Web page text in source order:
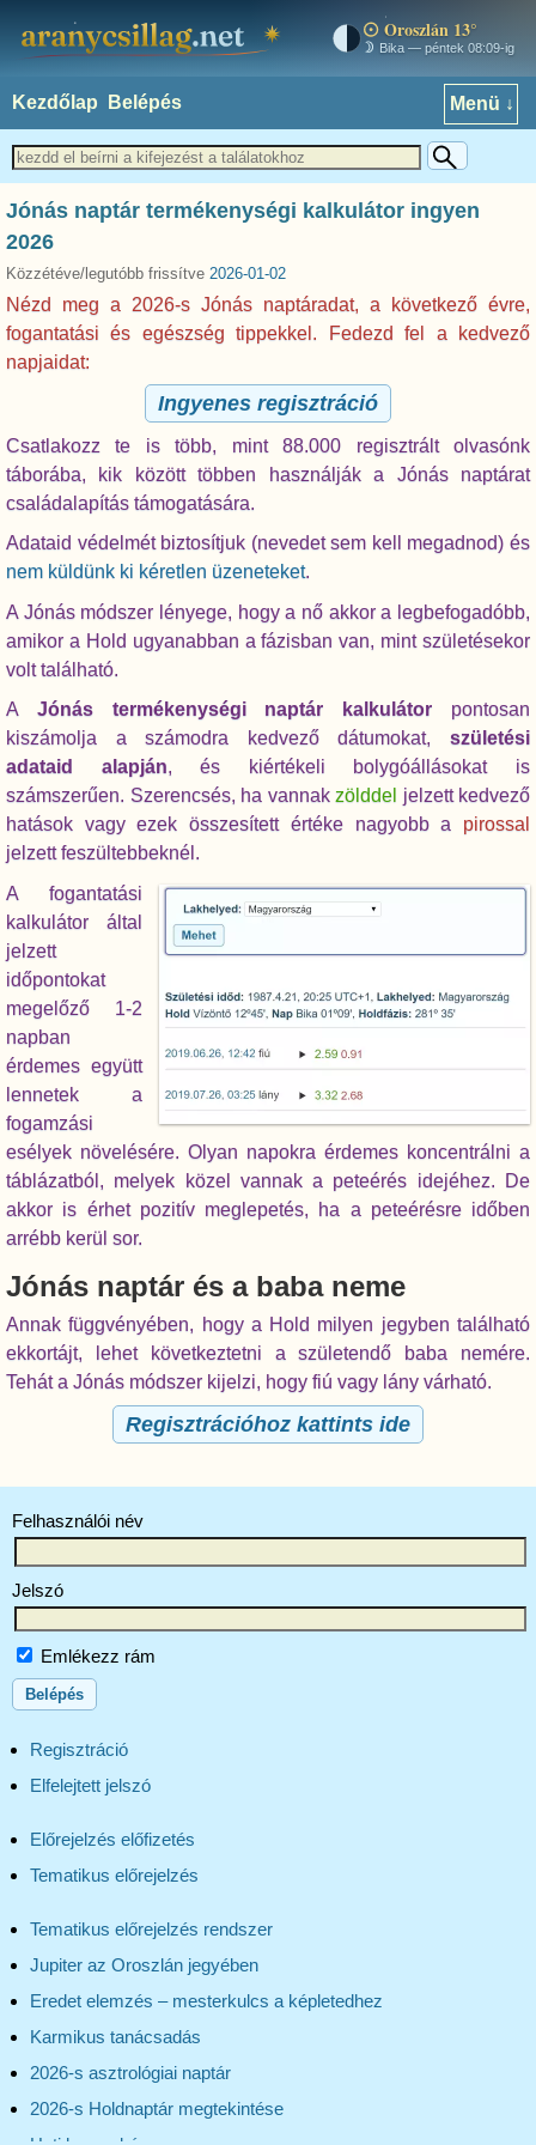
aranycsillag.net Oroszlán 13°
Bika — péntek 08:09-ig
Kezdőlap Belépés Menü ↓
Jónás naptár termékenységi kalkulátor ingyen
2026
Közzétéve/legutóbb frissítve 2026-01-02
Nézd meg a 2026-s Jónás naptáradat, a következő évre,
fogantatási és egészség tippekkel. Fedezd fel a kedvező
napjaidat:
Ingyenes regisztráció
Csatlakozz te is több, mint 88.000 regisztrált olvasónk
táborába, kik között többen használják a Jónás naptárat
családalapítás támogatására.
Adataid védelmét biztosítjuk (nevedet sem kell megadnod) és
nem küldünk ki kéretlen üzeneteket.
A Jónás módszer lényege, hogy a nő akkor a legbefogadóbb,
amikor a Hold ugyanabban a fázisban van, mint születésekor
volt található.
A Jónás termékenységi naptár kalkulátor pontosan
kiszámolja a számodra kedvező dátumokat, születési
adataid alapján, és kiértékeli bolygóállásokat is
számszerűen. Szerencsés, ha vannak zölddel jelzett kedvező
hatások vagy ezek összesített értéke nagyobb a pirossal
jelzett feszültebbeknél.
A fogantatási
kalkulátor által
jelzett
időpontokat
megelőző 1-2
napban
érdemes együtt
lennetek a
fogamzási
esélyek növelésére. Olyan napokra érdemes koncentrálni a
táblázatból, melyek közel vannak a peteérés idejéhez. De
akkor is érhet pozitív meglepetés, ha a peteérésre időben
arrébb kerül sor.
Jónás naptár és a baba neme
Annak függvényében, hogy a Hold milyen jegyben található
ekkortájt, lehet következtetni a születendő baba nemére.
Tehát a Jónás módszer kijelzi, hogy fiú vagy lány várható.
Regisztrációhoz kattints ide
Felhasználói név
Jelszó
Emlékezz rám
Regisztráció
Elfelejtett jelszó
Előrejelzés előfizetés
Tematikus előrejelzés
Tematikus előrejelzés rendszer
Jupiter az Oroszlán jegyében
Eredet elemzés – mesterkulcs a képletedhez
Karmikus tanácsadás
2026-s asztrológiai naptár
2026-s Holdnaptár megtekintése